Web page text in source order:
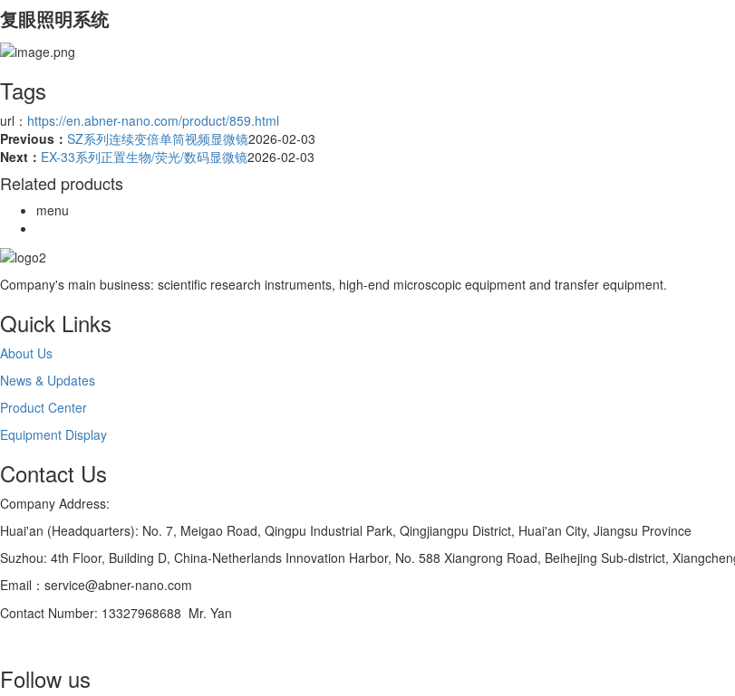
复眼照明系统
Tags
url： https://en.abner-nano.com/product/859.html
Previous： SZ系列连续变倍单筒视频显微镜2026-02-03
Next： EX-33系列正置生物/荧光/数码显微镜2026-02-03
Related products
menu
Company's main business: scientific research instruments, high-end microscopic equipment and transfer equipment.
Quick Links
About Us
News & Updates
Product Center
Equipment Display
Contact Us
Company Address:
Huai'an (Headquarters): No. 7, Meigao Road, Qingpu Industrial Park, Qingjiangpu District, Huai'an City, Jiangsu Province
Suzhou: 4th Floor, Building D, China-Netherlands Innovation Harbor, No. 588 Xiangrong Road, Beihejing Sub-district,
Email：service@abner-nano.com
Contact Number: 13327968688 Mr. Yan
Follow us